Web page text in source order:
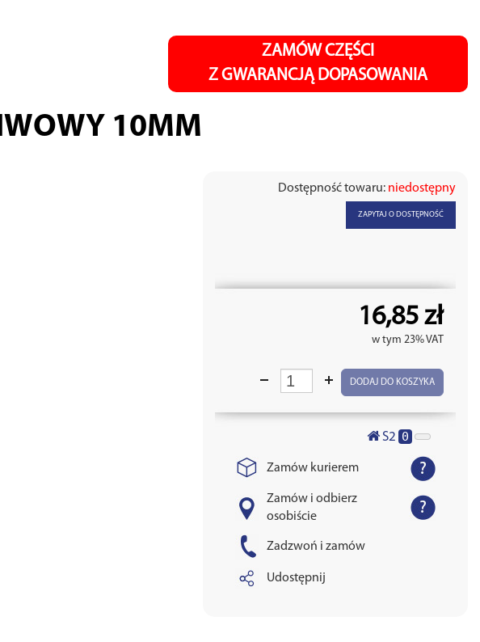
ZAMÓW CZĘŚCI
Z GWARANCJĄ DOPASOWANIA
10MM
Dostępność towaru: niedostępny
ZAPYTAJ O DOSTĘPNOŚĆ
16,85 zł
w tym 23% VAT
DODAJ DO KOSZYKA
S2 0
Zamów kurierem
Zamów i odbierz
osobiście
Zadzwoń i zamów
Udostępnij